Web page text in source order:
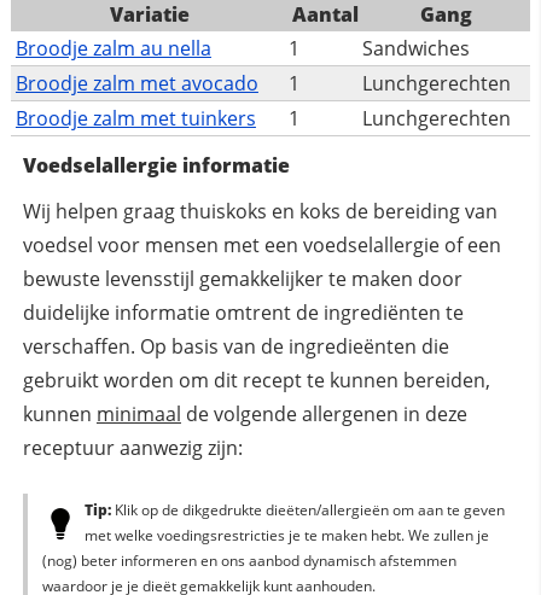
Variatie
Aantal
Gang
Broodje zalm au nella
1
Sandwiches
Broodje zalm met avocado
1
Lunchgerechten
Broodje zalm met tuinkers
1
Lunchgerechten
Voedselallergie informatie
Wij helpen graag thuiskoks en koks de bereiding van
voedsel voor mensen met een voedselallergie of een
bewuste levensstijl gemakkelijker te maken door
duidelijke informatie omtrent de ingrediënten te
verschaffen. Op basis van de ingredieënten die
gebruikt worden om dit recept te kunnen bereiden,
kunnen minimaal de volgende allergenen in deze
receptuur aanwezig zijn:
Tip:Klik op de dikgedrukte dieëten/allergieën om aan te geven
met welke voedingsrestricties je te maken hebt. We zullen je
(nog) beter informeren en ons aanbod dynamisch afstemmen
waardoor je je dieët gemakkelijk kunt aanhouden.